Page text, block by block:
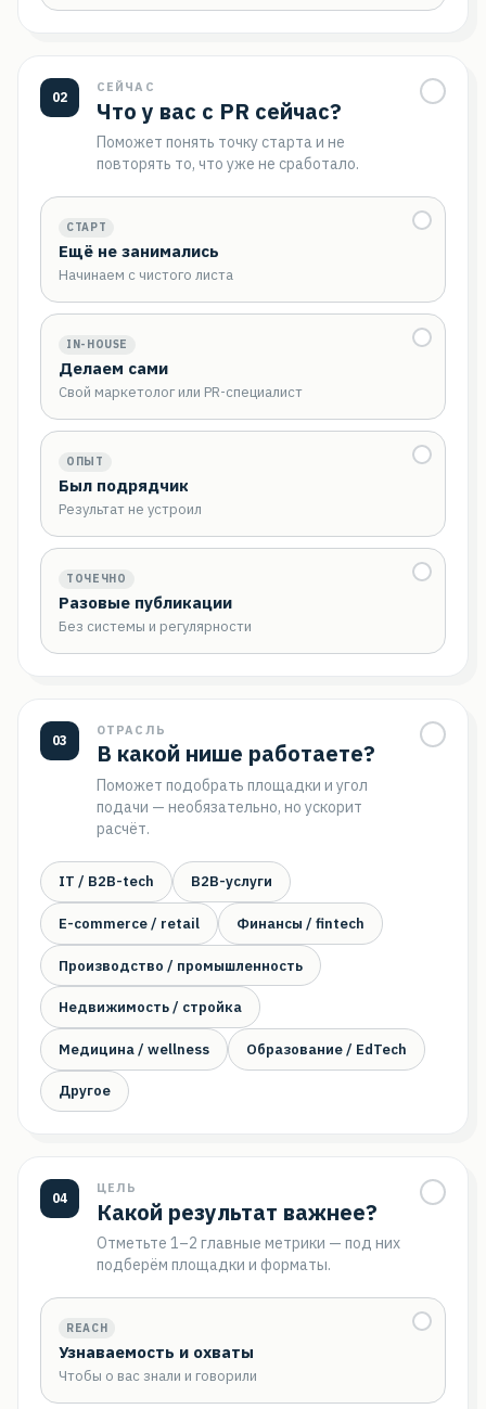
02
СЕЙЧАС
Что у вас с PR сейчас?
Поможет понять точку старта и не
повторять то, что уже не сработало.
СТАРТ
Ещё не занимались
Начинаем с чистого листа
IN-HOUSE
Делаем сами
Свой маркетолог или PR-специалист
ОПЫТ
Был подрядчик
Результат не устроил
ТОЧЕЧНО
Разовые публикации
Без системы и регулярности
03
ОТРАСЛЬ
В какой нише работаете?
Поможет подобрать площадки и угол
подачи — необязательно, но ускорит
расчёт.
IT / B2B-tech B2B-услуги
E-commerce / retail Финансы / fintech
Производство / промышленность
Недвижимость / стройка
Медицина / wellness Образование / EdTech
Другое
04
ЦЕЛЬ
Какой результат важнее?
Отметьте 1–2 главные метрики — под них
подберём площадки и форматы.
REACH
Узнаваемость и охваты
Чтобы о вас знали и говорили